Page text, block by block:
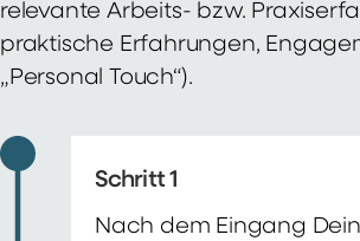
relevante Arbeits- bzw.
praktische Erfahrungen,
„Personal Touch“).
Schritt 1
Nach dem Eingang